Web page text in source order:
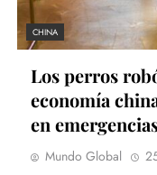
CHINA
Los perros
economía
en
Mundo Global